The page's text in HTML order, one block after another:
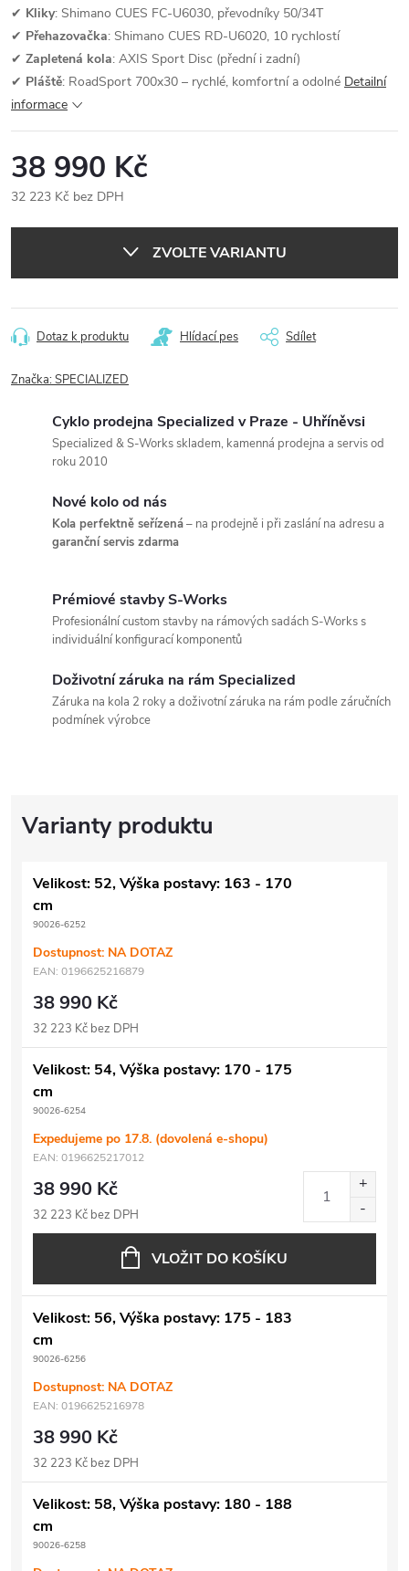
✔ Kliky: Shimano CUES FC-U6030, převodníky 50/34T
✔ Přehazovačka: Shimano CUES RD-U6020, 10 rychlostí
✔ Zapletená kola: AXIS Sport Disc (přední i zadní)
✔ Pláště: RoadSport 700x30 – rychlé, komfortní a odolné Detailní
informace
38 990 Kč
32 223 Kč bez DPH
ZVOLTE VARIANTU
Dotaz k produktu Hlídací pes Sdílet
Značka:SPECIALIZED
Cyklo prodejna Specialized v Praze - Uhříněvsi
Specialized & S-Works skladem, kamenná prodejna a servis od
roku 2010
Nové kolo od nás
Kola perfektně seřízená– na prodejně i při zaslání na adresu a
garanční servis zdarma
Prémiové stavby S-Works
Profesionální custom stavby na rámových sadách S-Works s
individuální konfigurací komponentů
Doživotní záruka na rám Specialized
Záruka na kola 2 roky a doživotní záruka na rám podle záručních
podmínek výrobce
Velikost: 52, Výška postavy: 163 - 170
cm
90026-6252
Dostupnost: NA DOTAZ
EAN: 0196625216879
38 990 Kč
32 223 Kč bez DPH
Velikost: 54, Výška postavy: 170 - 175
cm
90026-6254
Expedujeme po 17.8. (dovolená e-shopu)
EAN: 0196625217012
38 990 Kč
32 223 Kč bez DPH
VLOŽIT DO KOŠÍKU
Velikost: 56, Výška postavy: 175 - 183
cm
90026-6256
Dostupnost: NA DOTAZ
EAN: 0196625216978
38 990 Kč
32 223 Kč bez DPH
Velikost: 58, Výška postavy: 180 - 188
cm
90026-6258